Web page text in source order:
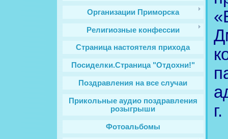
Организации Приморска
Религиозные конфессии
Cтраница настоятеля прихода
Посиделки.Страница "Отдохни!"
Поздравления на все случаи
Прикольные аудио поздравления
розыгрыши
Фотоальбомы